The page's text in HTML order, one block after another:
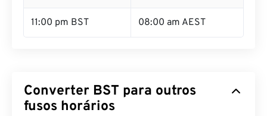
11:00 pm BST 08:00 am AEST
Converter BST para outros
fusos horários